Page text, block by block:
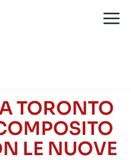
TORONTO
LE NUOVE